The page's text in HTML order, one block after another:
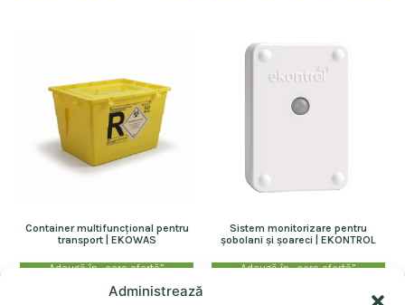
Administrează
Container multifuncțional pentru
transport | EKOWAS
Adaugă în „cere ofertă”
Sistem monitorizare pentru
șobolani și șoareci | EKONTROL
Adaugă în „cere ofertă”